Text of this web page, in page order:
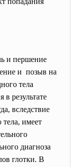
и першение
и позыв на
тела
результате
вследствие
тела, имеет
диагноза
глотки. В